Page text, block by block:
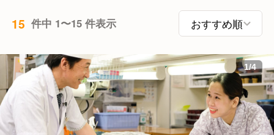
15 件中 1〜15 件表示
1/4